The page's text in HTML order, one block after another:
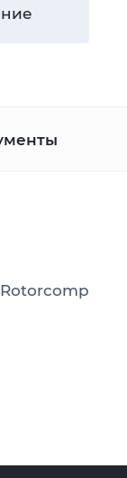
Rotorcomp